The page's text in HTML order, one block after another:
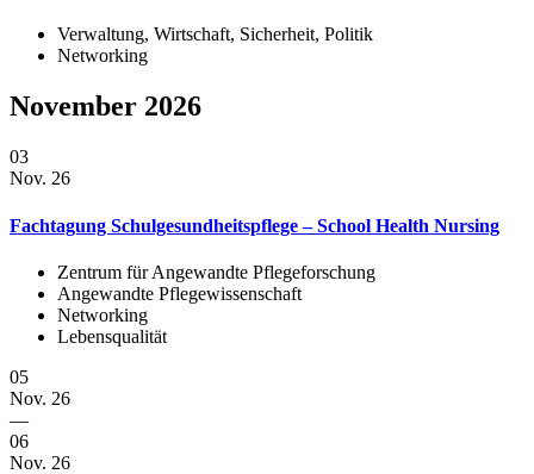
Verwaltung, Wirtschaft, Sicherheit, Politik
Networking
November 2026
03
Nov. 26
Fachtagung Schulgesundheitspflege – School Health Nursing
Zentrum für Angewandte Pflegeforschung
Angewandte Pflegewissenschaft
Networking
Lebensqualität
05
Nov. 26
—
06
Nov. 26